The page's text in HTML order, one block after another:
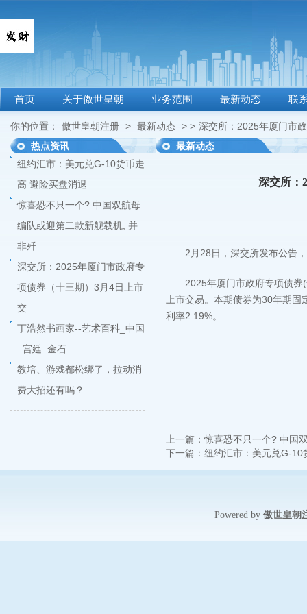
首页 关于傲世皇朝 业务范围 最新动态 联
你的位置： 傲世皇朝注册 > 最新动态 > > 深交所：2025年厦门市
热点资讯
纽约汇市：美元兑G-10货币走
高 避险买盘消退
惊喜恐不只一个? 中国双航母
编队或迎第二款新舰载机, 并
非歼
深交所：2025年厦门市政府专
项债券（十三期）3月4日上市
交
丁浩然书画家--艺术百科_中国
_宫廷_金石
教培、游戏都松绑了，拉动消
费大招还有吗？
最新动态
深交所：
2月28日，深交所发布公告，
2025年厦门市政府专项债券(
上市交易。本期债券为30年期
利率2.19%。
上一篇：惊喜恐不只一个? 中国
下一篇： 纽约汇市：美元兑G-10
Powered by 傲世皇朝